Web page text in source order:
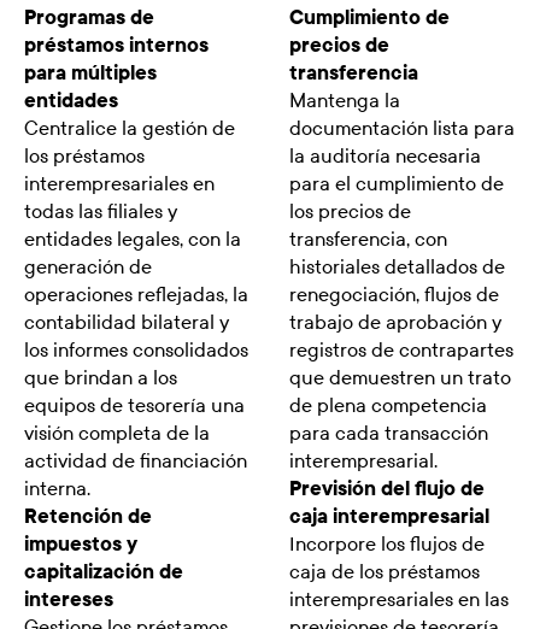
Programas de
préstamos internos
para múltiples
entidades
Centralice la gestión de
los préstamos
interempresariales en
todas las filiales y
entidades legales, con la
generación de
operaciones reflejadas, la
contabilidad bilateral y
los informes consolidados
que brindan a los
equipos de tesorería una
visión completa de la
actividad de financiación
interna.
Retención de
impuestos y
capitalización de
intereses
Cumplimiento de
precios de
transferencia
Mantenga la
documentación lista para
la auditoría necesaria
para el cumplimiento de
los precios de
transferencia, con
historiales detallados de
renegociación, flujos de
trabajo de aprobación y
registros de contrapartes
que demuestren un trato
de plena competencia
para cada transacción
interempresarial.
Previsión del flujo de
caja interempresarial
Incorpore los flujos de
caja de los préstamos
interempresariales en las